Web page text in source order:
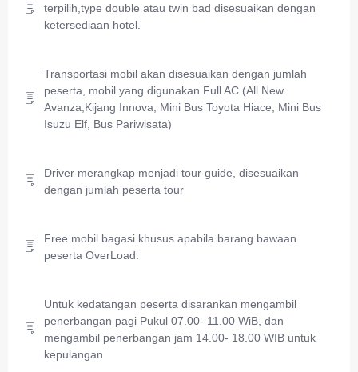
terpilih,type double atau twin bad disesuaikan dengan
ketersediaan hotel.
Transportasi mobil akan disesuaikan dengan jumlah
peserta, mobil yang digunakan Full AC (All New
Avanza,Kijang Innova, Mini Bus Toyota Hiace, Mini Bus
Isuzu Elf, Bus Pariwisata)
Driver merangkap menjadi tour guide, disesuaikan
dengan jumlah peserta tour
Free mobil bagasi khusus apabila barang bawaan
peserta OverLoad.
Untuk kedatangan peserta disarankan mengambil
penerbangan pagi Pukul 07.00- 11.00 WiB, dan
mengambil penerbangan jam 14.00- 18.00 WIB untuk
kepulangan